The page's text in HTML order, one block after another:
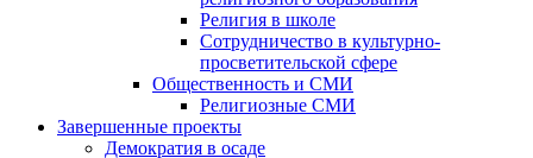
Религия в школе
Сотрудничество в культурно-
просветительской сфере
Общественность и СМИ
Религиозные СМИ
Завершенные проекты
Демократия в осаде